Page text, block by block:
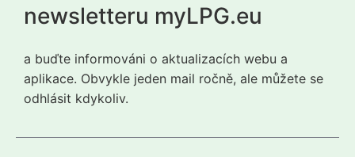
newsletteru myLPG.eu
a buďte informováni o aktualizacích webu a
aplikace. Obvykle jeden mail ročně, ale můžete se
odhlásit kdykoliv.